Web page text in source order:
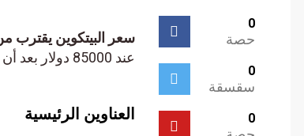
حصة
سقسقة
سعر البيتكوين يقترب من 85 ألف دولار :
عند 85000 دولار بعد أن أصدرت الولايات المتحدة بيانات مشجعة للتضخم الاستهلاكي.
العناوين الرئيسية